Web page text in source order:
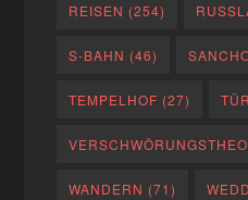
REISEN (254)
S-BAHN (46)
TEMPELHOF (27)
WANDERN (71)